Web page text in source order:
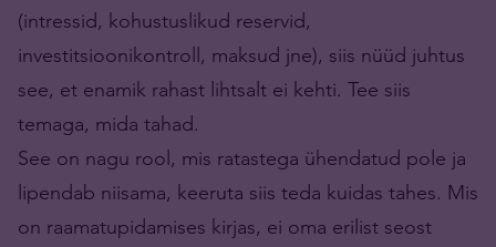
(intressid, kohustuslikud reservid,
investitsioonikontroll, maksud jne), siis nüüd juhtus
see, et enamik rahast lihtsalt ei kehti. Tee siis
temaga, mida tahad.
See on nagu rool, mis ratastega ühendatud pole ja
lipendab niisama, keeruta siis teda kuidas tahes. Mis
on raamatupidamises kirjas, ei oma erilist seost